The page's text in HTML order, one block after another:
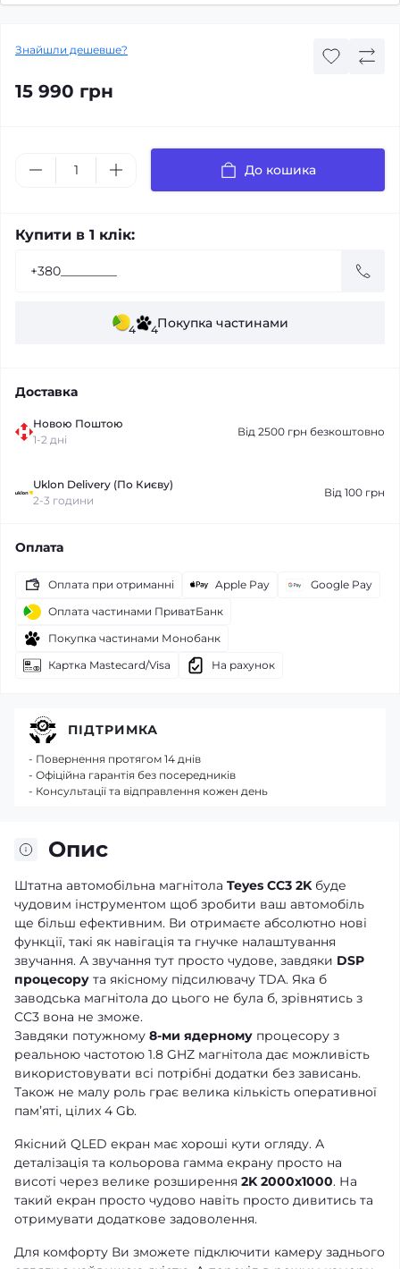
Знайшли дешевше?
15 990 грн
До кошика
Купити в 1 клік:
4 4Покупка частинами
Доставка
Новою Поштою
1-2 дні
Від 2500 грн безкоштовно
Uklon Delivery (По Києву)
2-3 години
Від 100 грн
Оплата
Оплата при отриманні Apple Pay
Google Pay
Оплата частинами ПриватБанк
Покупка частинами Монобанк
Картка Mastecard/Visa
На рахунок
Опис
Штатна автомобільна магнітола Teyes CC3 2Kбуде
чудовим інструментом щоб зробити ваш автомобіль
ще більш ефективним. Ви отримаєте абсолютно нові
функції, такі як навігація та гнучке налаштування
звучання. А звучання тут просто чудове, завдяки DSP
процесору та якісному підсилювачу TDA. Яка б
заводська магнітола до цього не була б, зрівнятись з
CC3 вона не зможе.
Завдяки потужному 8-ми ядерному процесору з
реальною частотою 1.8 GHZ магнітола дає можливість
використовувати всі потрібні додатки без зависань.
Також не малу роль грає велика кількість оперативної
памʼяті, цілих 4 Gb.
Якісний QLED екран має хороші кути огляду. А
деталізація та кольорова гамма екрану просто на
висоті через велике розширення 2K 2000x1000. На
такий екран просто чудово навіть просто дивитись та
отримувати додаткове задоволення.
Для комфорту Ви зможете підключити камеру заднього
ПІДТРИМКА
- Повернення протягом 14 днів
- Офіційна гарантія без посередників
- Консультації та відправлення кожен день